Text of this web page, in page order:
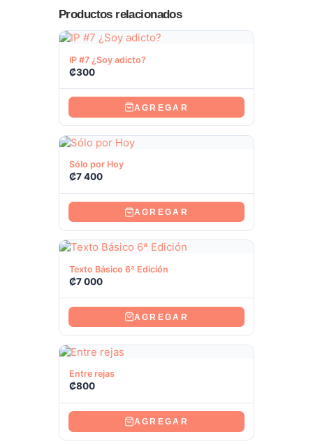
Productos relacionados
Ver producto
IP #7 ¿Soy adicto?
₡300
AGREGAR
Sólo por Hoy
₡7 400
AGREGAR
Ver producto
Texto Básico 6ª Edición
₡7 000
AGREGAR
Entre rejas
₡800
AGREGAR